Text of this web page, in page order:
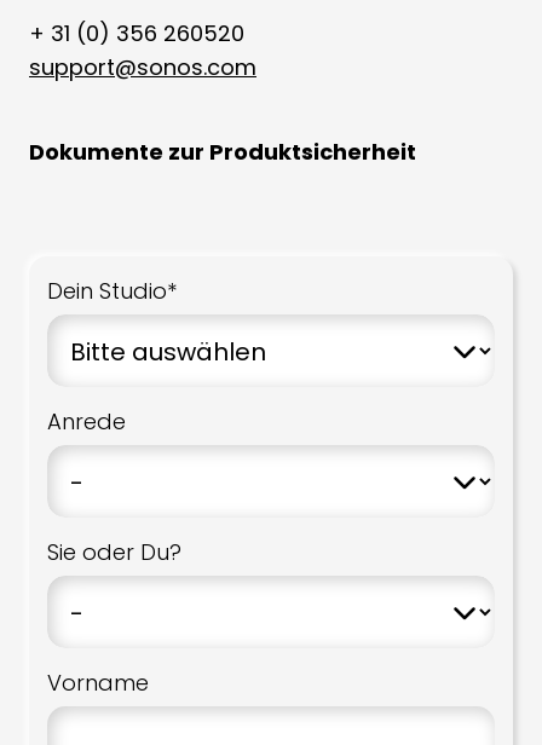
+ 31 (0) 356 260520
support@sonos.com
Dokumente zur Produktsicherheit
Dein Studio*
Anrede
Sie oder Du?
Vorname